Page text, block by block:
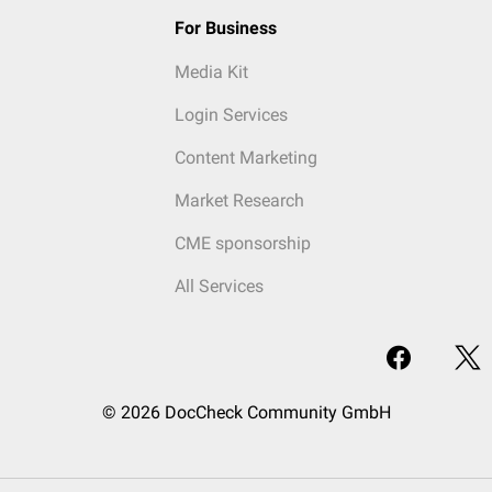
For Business
Media Kit
Login Services
Content Marketing
Market Research
CME sponsorship
All Services
© 2026 DocCheck Community GmbH